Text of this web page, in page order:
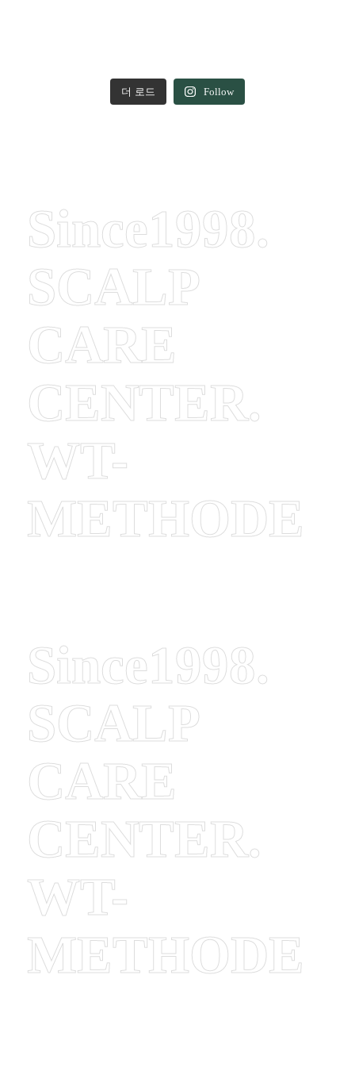
더 로드 Follow
Since1998.
SCALP
CARE
CENTER.
WT-
METHODE
Since1998.
SCALP
CARE
CENTER.
WT-
METHODE